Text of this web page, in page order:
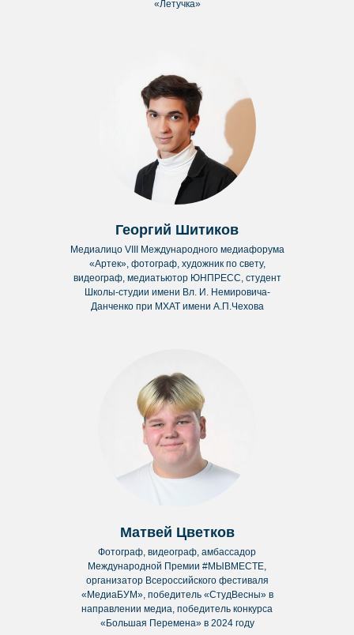
«Летучка»
Георгий Шитиков
Медиалицо VIII Международного медиафорума
«Артек», фотограф, художник по свету,
видеограф, медиатьютор ЮНПРЕСС, студент
Школы-студии имени Вл. И. Немировича-
Данченко при МХАТ имени А.П.Чехова
Матвей Цветков
Фотограф, видеограф, амбассадор
Международной Премии #МЫВМЕСТЕ,
организатор Всероссийского фестиваля
«МедиаБУМ», победитель «СтудВесны» в
направлении медиа, победитель конкурса
«Большая Перемена» в 2024 году